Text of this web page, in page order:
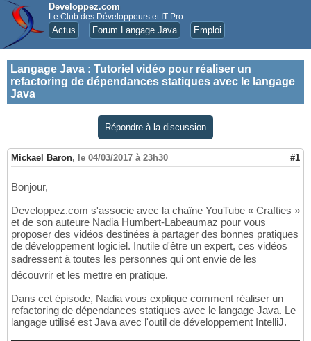
Developpez.com
Le Club des Développeurs et IT Pro
Actus Forum Langage Java Emploi
Langage Java : Tutoriel vidéo pour réaliser un
refactoring de dépendances statiques avec le langage
Java
Répondre à la discussion
Mickael Baron, le 04/03/2017 à 23h30 #1
Bonjour,
Developpez.com s'associe avec la chaîne YouTube « Crafties »
et de son auteure Nadia Humbert-Labeaumaz pour vous
proposer des vidéos destinées à partager des bonnes pratiques
de développement logiciel. Inutile d'être un expert, ces vidéos
sadressent à toutes les personnes qui ont envie de les
découvrir et les mettre en pratique.
Dans cet épisode, Nadia vous explique comment réaliser un
refactoring de dépendances statiques avec le langage Java. Le
langage utilisé est Java avec l'outil de développement IntelliJ.